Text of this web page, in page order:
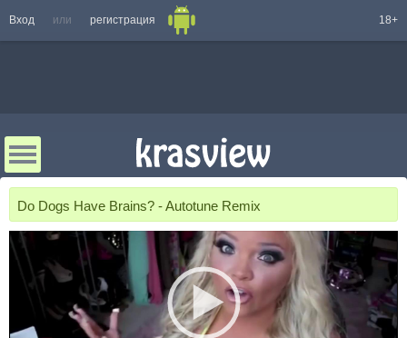
Вход или регистрация 18+
Do Dogs Have Brains? - Autotune Remix